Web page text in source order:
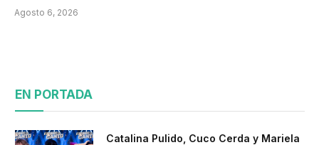
Agosto 6, 2026
EN PORTADA
Catalina Pulido, Cuco Cerda y Mariela